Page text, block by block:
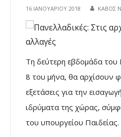
16 ΙΑΝΟΥΑΡΊΟΥ 2018 ΚΑΒΟΣ
Τη δεύτερη εβδομάδα του
8 του μήνα, θα αρχίσουν
εξετάσεις για την
ιδρύματα της χώρας,
του υπουργείου Παιδείας.